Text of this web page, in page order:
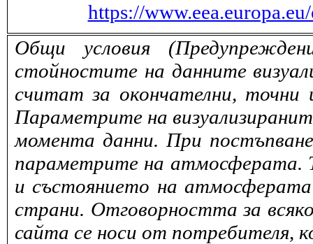
https://
Общи условия
стойностите на данните
считат за окончателни,
Параметрите на
момента данни. При
параметрите на атмосферата.
и състоянието на
страни. Отговорността за
сайта се носи от потребителя,